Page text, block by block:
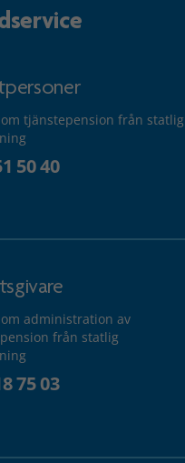
om tjänstepension från statlig
50 40
administration av
från statlig
75 03